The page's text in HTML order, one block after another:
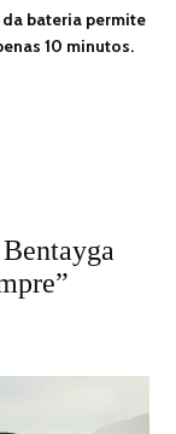
bateria permite
10 minutos.